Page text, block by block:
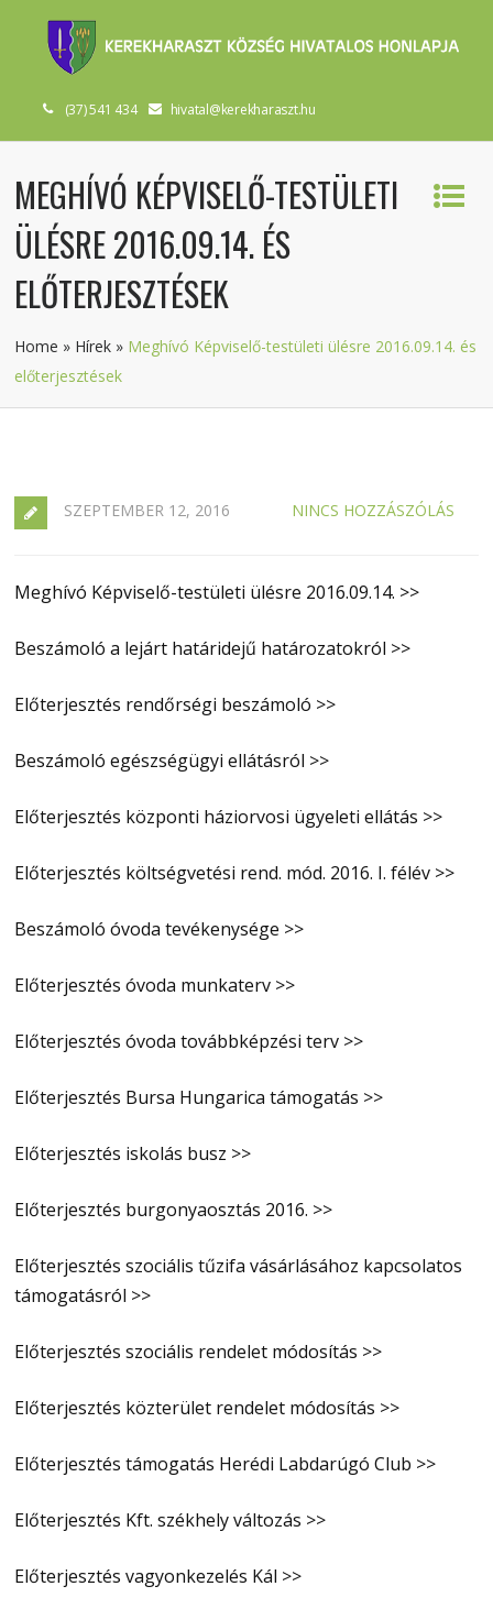
(37) 541 434 hivatal@kerekharaszt.hu
MEGHÍVÓ KÉPVISELŐ-TESTÜLETI
ÜLÉSRE 2016.09.14. ÉS
ELŐTERJESZTÉSEK
Home » Hírek » Meghívó Képviselő-testületi ülésre 2016.09.14. és
előterjesztések
SZEPTEMBER 12, 2016 NINCS HOZZÁSZÓLÁS
Meghívó Képviselő-testületi ülésre 2016.09.14. >>
Beszámoló a lejárt határidejű határozatokról >>
Előterjesztés rendőrségi beszámoló >>
Beszámoló egészségügyi ellátásról >>
Előterjesztés központi háziorvosi ügyeleti ellátás >>
Előterjesztés költségvetési rend. mód. 2016. I. félév >>
Beszámoló óvoda tevékenysége >>
Előterjesztés óvoda munkaterv >>
Előterjesztés óvoda továbbképzési terv >>
Előterjesztés Bursa Hungarica támogatás >>
Előterjesztés iskolás busz >>
Előterjesztés burgonyaosztás 2016. >>
Előterjesztés szociális tűzifa vásárlásához kapcsolatos
támogatásról >>
Előterjesztés szociális rendelet módosítás >>
Előterjesztés közterület rendelet módosítás >>
Előterjesztés támogatás Herédi Labdarúgó Club >>
Előterjesztés Kft. székhely változás >>
Előterjesztés vagyonkezelés Kál >>